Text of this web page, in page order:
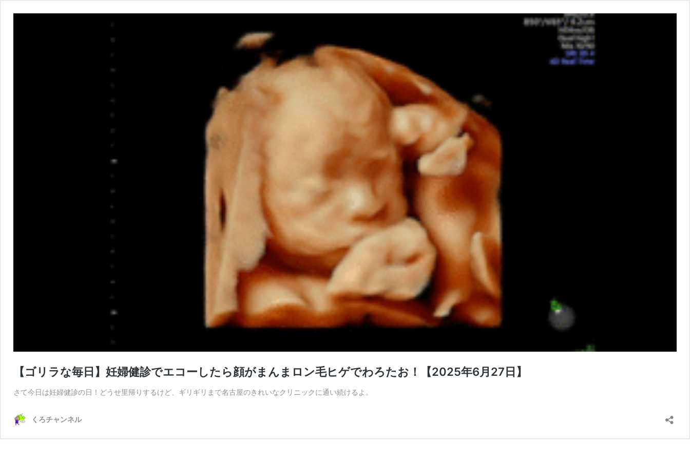
【ゴリラな毎日】妊婦健診でエコーしたら顔がまんまロン毛ヒゲでわろたお！【2025年6月27日】
さて今日は妊婦健診の日！どうせ里帰りするけど、ギリギリまで名古屋のきれいなクリニックに通い続けるよ。
くろチャンネル